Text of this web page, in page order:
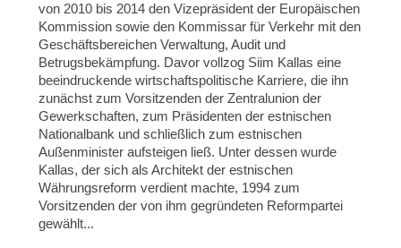
von 2010 bis 2014 denVizepräsident der Europäischen
Kommission sowie den Kommissar für Verkehr mit den
Geschäftsbereichen Verwaltung, Audit und
Betrugsbekämpfung. Davor vollzog Siim Kallas eine
beeindruckende wirtschaftspolitische Karriere, die ihn
zunächst zum Vorsitzenden der Zentralunion der
Gewerkschaften, zum Präsidenten der estnischen
Nationalbank und schließlich zum estnischen
Außenminister aufsteigen ließ. Unter dessen wurde
Kallas, der sich als Architekt der estnischen
Währungsreform verdient machte, 1994 zum
Vorsitzenden der von ihm gegründeten Reformpartei
gewählt...